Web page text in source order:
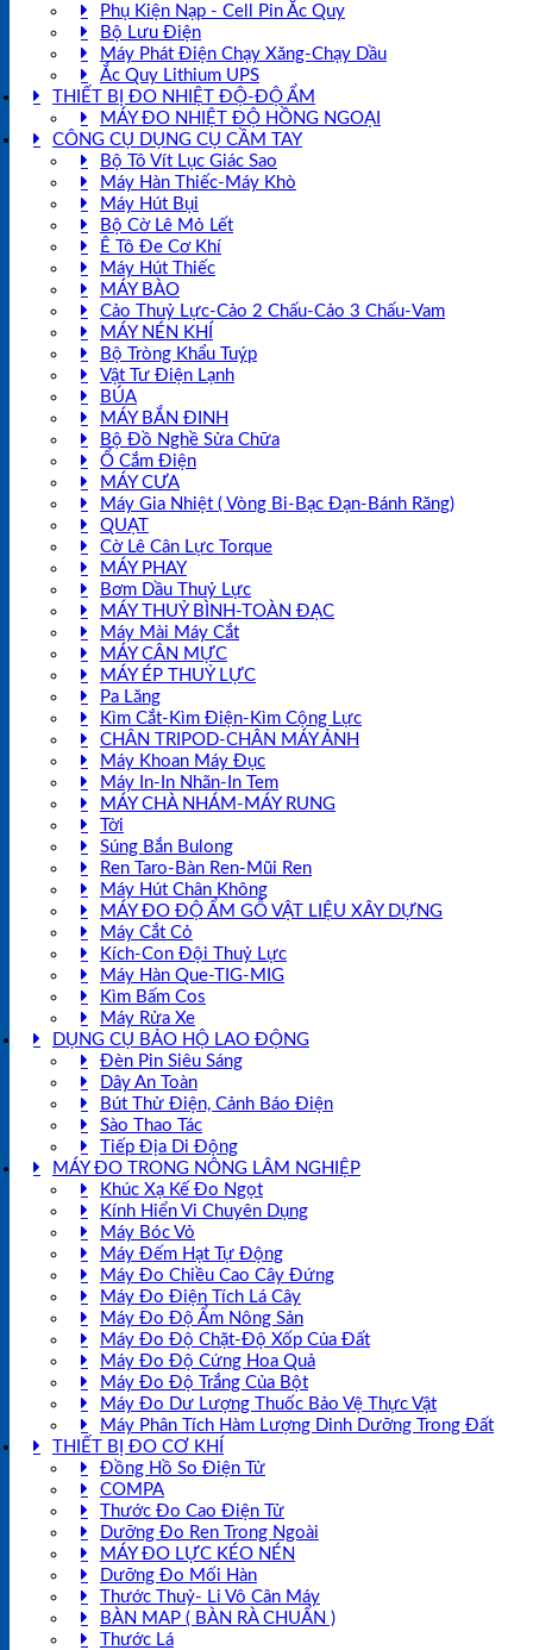
Phụ Kiện Nạp - Cell Pin Ắc Quy
Bộ Lưu Điện
Máy Phát Điện Chạy Xăng-Chạy Dầu
Ắc Quy Lithium UPS
THIẾT BỊ ĐO NHIỆT ĐỘ-ĐỘ ẨM
MÁY ĐO NHIỆT ĐỘ HỒNG NGOẠI
CÔNG CỤ DỤNG CỤ CẦM TAY
Bộ Tô Vít Lục Giác Sao
Máy Hàn Thiếc-Máy Khò
Máy Hút Bụi
Bộ Cờ Lê Mỏ Lết
Ê Tô Đe Cơ Khí
Máy Hút Thiếc
MÁY BÀO
Cảo Thuỷ Lực-Cảo 2 Chấu-Cảo 3 Chấu-Vam
MÁY NÉN KHÍ
Bộ Tròng Khẩu Tuýp
Vật Tư Điện Lạnh
BÚA
MÁY BẮN ĐINH
Bộ Đồ Nghề Sửa Chữa
Ổ Cắm Điện
MÁY CƯA
Máy Gia Nhiệt ( Vòng Bi-Bạc Đạn-Bánh Răng)
QUẠT
Cờ Lê Cân Lực Torque
MÁY PHAY
Bơm Dầu Thuỷ Lực
MÁY THUỶ BÌNH-TOÀN ĐẠC
Máy Mài Máy Cắt
MÁY CÂN MỰC
MÁY ÉP THUỶ LỰC
Pa Lăng
Kìm Cắt-Kìm Điện-Kìm Cộng Lực
CHÂN TRIPOD-CHÂN MÁY ẢNH
Máy Khoan Máy Đục
Máy In-In Nhãn-In Tem
MÁY CHÀ NHÁM-MÁY RUNG
Tời
Súng Bắn Bulong
Ren Taro-Bàn Ren-Mũi Ren
Máy Hút Chân Không
MÁY ĐO ĐỘ ẨM GỖ VẬT LIỆU XÂY DỰNG
Máy Cắt Cỏ
Kích-Con Đội Thuỷ Lực
Máy Hàn Que-TIG-MIG
Kìm Bấm Cos
Máy Rửa Xe
DỤNG CỤ BẢO HỘ LAO ĐỘNG
Đèn Pin Siêu Sáng
Dây An Toàn
Bút Thử Điện, Cảnh Báo Điện
Sào Thao Tác
Tiếp Địa Di Động
MÁY ĐO TRONG NÔNG LÂM NGHIỆP
Khúc Xạ Kế Đo Ngọt
Kính Hiển Vi Chuyên Dụng
Máy Bóc Vỏ
Máy Đếm Hạt Tự Động
Máy Đo Chiều Cao Cây Đứng
Máy Đo Điện Tích Lá Cây
Máy Đo Độ Ẩm Nông Sản
Máy Đo Độ Chặt-Độ Xốp Của Đất
Máy Đo Độ Cứng Hoa Quả
Máy Đo Độ Trắng Của Bột
Máy Đo Dư Lượng Thuốc Bảo Vệ Thực Vật
Máy Phân Tích Hàm Lượng Dinh Dưỡng Trong Đất
THIẾT BỊ ĐO CƠ KHÍ
Đồng Hồ So Điện Tử
COMPA
Thước Đo Cao Điện Tử
Dưỡng Đo Ren Trong Ngoài
MÁY ĐO LỰC KÉO NÉN
Dưỡng Đo Mối Hàn
Thước Thuỷ- Li Vô Cân Máy
BÀN MAP ( BÀN RÀ CHUẨN )
Thước Lá